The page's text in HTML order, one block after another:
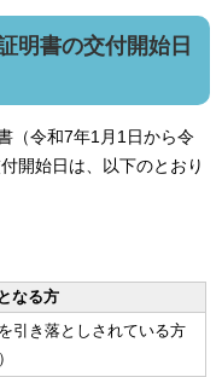
明書の交付開始日
（令和7年1月1日から令
開始日は、以下のとおり
なる方
引き落としされている方